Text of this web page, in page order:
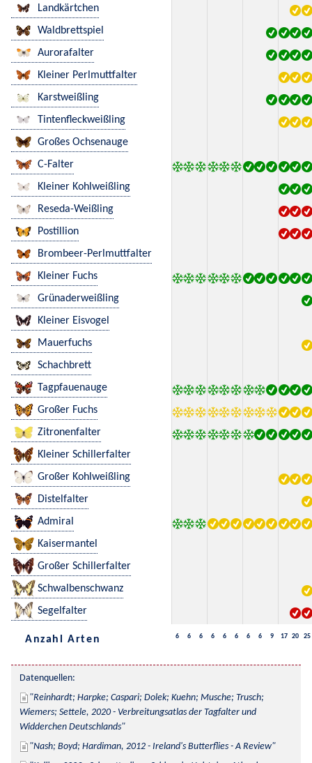
Landkärtchen
Waldbrettspiel
Aurorafalter
Kleiner Perlmuttfalter
Karstweißling
Tintenfleckweißling
Großes Ochsenauge
C-Falter
Kleiner Kohlweißling
Reseda-Weißling
Postillion
Brombeer-Perlmuttfalter
Kleiner Fuchs
Grünaderweißling
Kleiner Eisvogel
Mauerfuchs
Schachbrett
Tagpfauenauge
Großer Fuchs
Zitronenfalter
Kleiner Schillerfalter
Großer Kohlweißling
Distelfalter
Admiral
Kaisermantel
Großer Schillerfalter
Schwalbenschwanz
Segelfalter
Anzahl Arten 6 6 6 6 6 6 6 6 9 17 20 25
Datenquellen:
Reinhardt; Harpke; Caspari; Dolek; Kuehn; Musche; Trusch;
Wiemers; Settele, 2020 - Verbreitungsatlas der Tagfalter und
Widderchen Deutschlands
Nash; Boyd; Hardiman, 2012 - Ireland's Butterflies - A Review